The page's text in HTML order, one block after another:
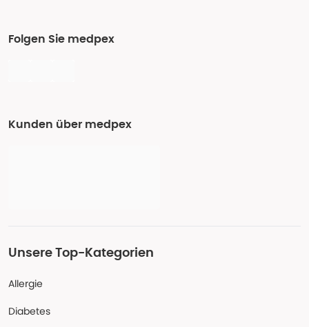
Folgen Sie medpex
Kunden über medpex
Unsere Top-Kategorien
Allergie
Diabetes